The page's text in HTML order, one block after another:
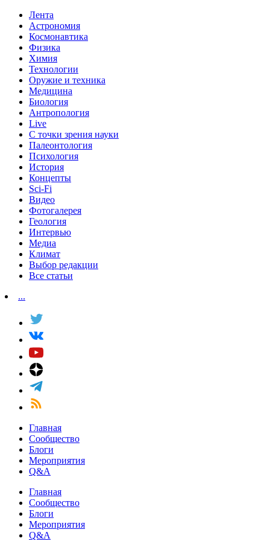
Лента
Астрономия
Космонавтика
Физика
Химия
Технологии
Оружие и техника
Медицина
Биология
Антропология
Live
С точки зрения науки
Палеонтология
Психология
История
Концепты
Sci-Fi
Видео
Фотогалерея
Геология
Интервью
Медиа
Климат
Выбор редакции
Все статьи
...
Главная
Сообщество
Блоги
Мероприятия
Q&A
Главная
Сообщество
Блоги
Мероприятия
Q&A